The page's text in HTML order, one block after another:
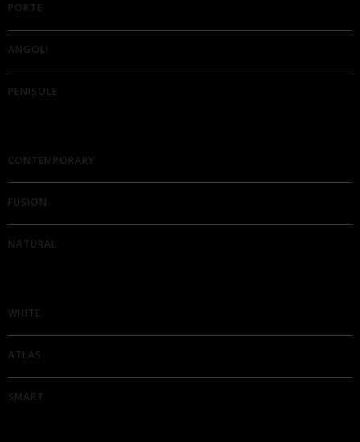
PORTE
ANGOLI
PENISOLE
CONTEMPORARY
FUSION
NATURAL
WHITE
ATLAS
SMART